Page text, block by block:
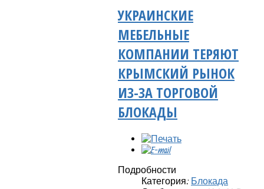
УКРАИНСКИЕ
МЕБЕЛЬНЫЕ
КОМПАНИИ ТЕРЯЮТ
КРЫМСКИЙ РЫНОК
ИЗ-ЗА ТОРГОВОЙ
БЛОКАДЫ
Подробности
Категория: Блокада